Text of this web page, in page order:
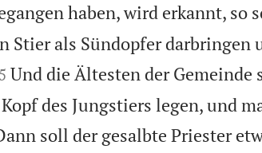
haben, wird erkannt, so
Stier als Sündopfer darbringen
Und die Ältesten der Gemeinde
des Jungstiers legen, und
soll der gesalbte Priester